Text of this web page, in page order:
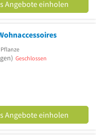
Angebote einholen
Geschlossen
Angebote einholen